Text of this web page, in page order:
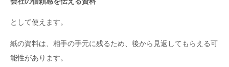
として使えます。
紙の資料は、相手の手元に残るため、後から見返してもらえる可
能性があります。